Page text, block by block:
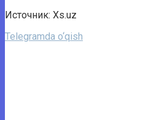
Источник: Xs.uz
Telegramda o‘qish